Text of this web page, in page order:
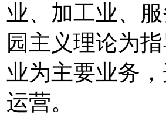
业、加工业、
园主义理论为
业为主要业务
运营。